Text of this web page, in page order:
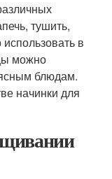
тушить,
в
можно
блюдам.
начинки для